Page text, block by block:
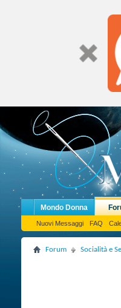
Mondo Donna
Nuovi Messaggi FAQ
Forum Socialità e